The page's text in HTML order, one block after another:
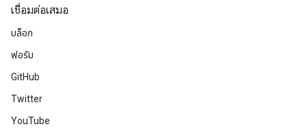
เชื่อมต่อเสมอ
บล็อก
ฟอรัม
GitHub
Twitter
YouTube